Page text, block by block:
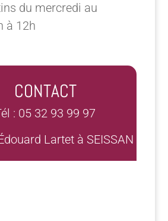
du mercredi au
à 12h
CONTACT
: 05 32 93 99 97
Lartet à SEISSAN